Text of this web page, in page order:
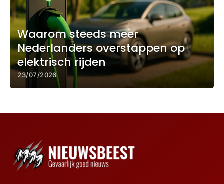
Waarom steeds meer
Nederlanders overstappen op
elektrisch rijden
23/07/2026